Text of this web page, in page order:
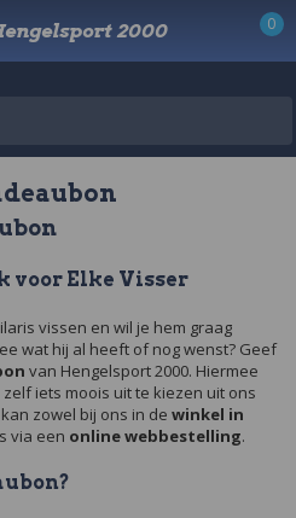
2000 0
voor Elke Visser
vissen en wil je hem graag
wat hij al heeft of nog wenst? Geef
van Hengelsport 2000. Hiermee
iets moois uit te kiezen uit ons
zowel bij ons in de winkel in
via een online webbestelling.